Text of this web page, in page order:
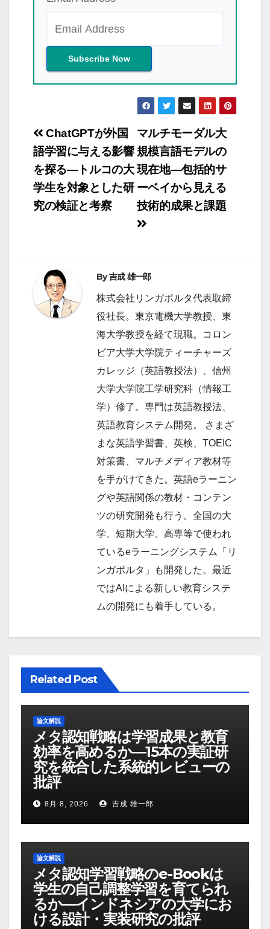
投
稿
ナ
ビ
ゲ
ョ
ン
マルチモーダル大
規模言語モデルの
現在地―包括的サ
ーベイから見える
技術的成果と課題
ChatGPTが外国
語学習に与える影響
を探る―トルコの大
学生を対象とした研
究の検証と考察
By吉成 雄一郎
株式会社リンガポルタ代表取締
役社長。東京電機大学教授、東
海大学教授を経て現職。コロン
ビア大学大学院ティーチャーズ
カレッジ（英語教授法）、信州
大学大学院工学研究科（情報工
学）修了。専門は英語教授法、
英語教育システム開発。 さまざ
まな英語学習書、英検、TOEIC
対策書、マルチメディア教材等
を手がけてきた。英語eラーニン
グや英語関係の教材・コンテン
ツの研究開発も行う。全国の大
学、短期大学、高専等で使われ
ているeラーニングシステム「リ
ンガポルタ」も開発した。最近
ではAIによる新しい教育システ
ムの開発にも着手している。
Related Post
論文解説
メタ認知戦略は学習成果と教育
効率を高めるか―15本の実証研
究を統合した系統的レビューの
批評
8月 8, 2026 吉成 雄一郎
論文解説
メタ認知学習戦略のe-Bookは
学生の自己調整学習を育てられ
るか―インドネシアの大学にお
ける設計・実装研究の批評